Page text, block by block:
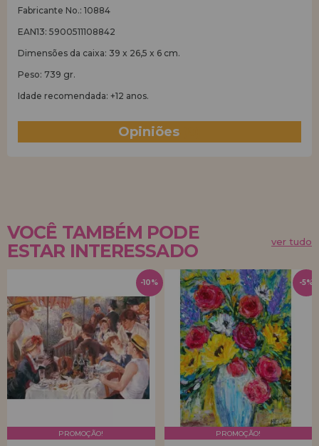
Fabricante No.: 10884
EAN13: 5900511108842
Dimensões da caixa: 39 x 26,5 x 6 cm.
Peso: 739 gr.
Idade recomendada: +12 anos.
Opiniões
VOCÊ TAMBÉM PODE
ESTAR INTERESSADO
ver tudo
PROMOÇÃO!
-10%
PROMOÇÃO!
-5%